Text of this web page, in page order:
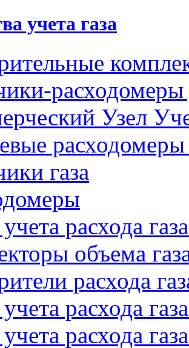
учета газа
расходомеры
Узел
расходомеры
газа
расхода
объема
расхода
расхода
расхода